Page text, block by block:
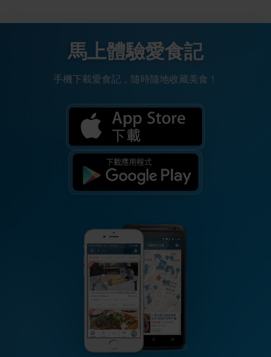
馬上體驗愛食記
手機下載愛食記，隨時隨地收藏美食！